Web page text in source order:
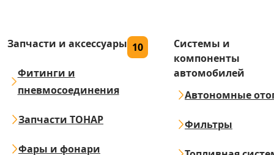
Запчасти и аксессуары 10
Фитинги и
пневмосоединения
Запчасти ТОНАР
Фары и фонари
Системы и
компоненты
автомобилей
Автономные
Фильтры